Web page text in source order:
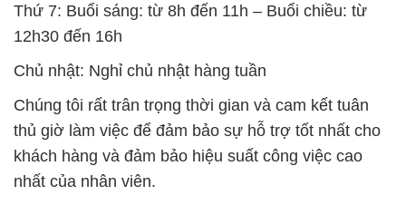
Thứ 7: Buổi sáng: từ 8h đến 11h – Buổi chiều: từ
12h30 đến 16h
Chủ nhật: Nghỉ chủ nhật hàng tuần
Chúng tôi rất trân trọng thời gian và cam kết tuân
thủ giờ làm việc để đảm bảo sự hỗ trợ tốt nhất cho
khách hàng và đảm bảo hiệu suất công việc cao
nhất của nhân viên.